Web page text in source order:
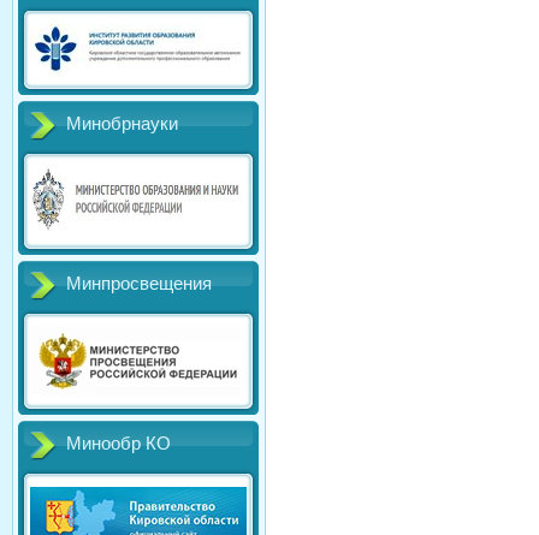
Минобрнауки
Минпросвещения
Минообр КО